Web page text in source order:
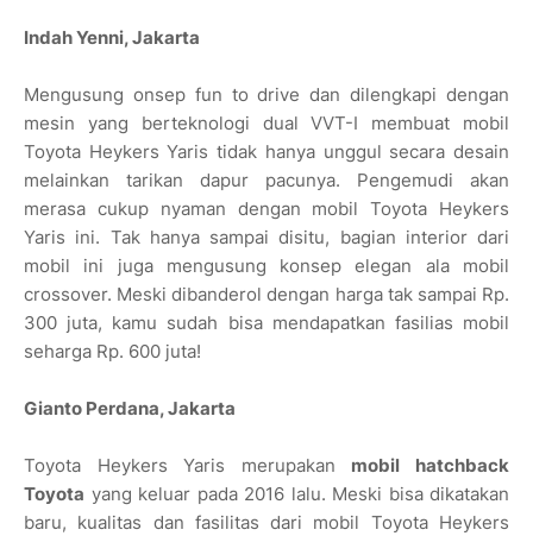
Indah Yenni, Jakarta
Mengusung onsep fun to drive dan dilengkapi dengan
mesin yang berteknologi dual VVT-I membuat mobil
Toyota Heykers Yaris tidak hanya unggul secara desain
melainkan tarikan dapur pacunya. Pengemudi akan
merasa cukup nyaman dengan mobil Toyota Heykers
Yaris ini. Tak hanya sampai disitu, bagian interior dari
mobil ini juga mengusung konsep elegan ala mobil
crossover. Meski dibanderol dengan harga tak sampai Rp.
300 juta, kamu sudah bisa mendapatkan fasilias mobil
seharga Rp. 600 juta!
Gianto Perdana, Jakarta
Toyota Heykers Yaris merupakan mobil hatchback
Toyota yang keluar pada 2016 lalu. Meski bisa dikatakan
baru, kualitas dan fasilitas dari mobil Toyota Heykers